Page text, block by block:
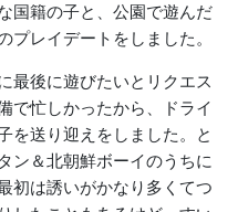
国籍の子と、公園で遊んだ
プレイデートをしました。
最後に遊びたいとリクエス
で忙しかったから、ドライ
を送り迎えをしました。と
ン＆北朝鮮ボーイのうちに
初は誘いがかなり多くてつ